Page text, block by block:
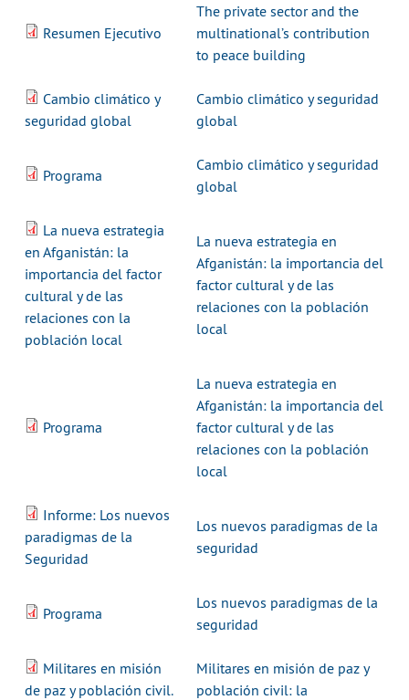
Resumen Ejecutivo
The private sector and the
multinational’s contribution
to peace building
Cambio climático y
seguridad global
Cambio climático y seguridad
global
Programa
Cambio climático y seguridad
global
La nueva estrategia
en Afganistán: la
importancia del factor
cultural y de las
relaciones con la
población local
La nueva estrategia en
Afganistán: la importancia del
factor cultural y de las
relaciones con la población
local
Programa
La nueva estrategia en
Afganistán: la importancia del
factor cultural y de las
relaciones con la población
local
Informe: Los nuevos
paradigmas de la
Seguridad
Los nuevos paradigmas de la
seguridad
Programa
Los nuevos paradigmas de la
seguridad
Militares en misión
de paz y población civil.
Militares en misión de paz y
población civil: la